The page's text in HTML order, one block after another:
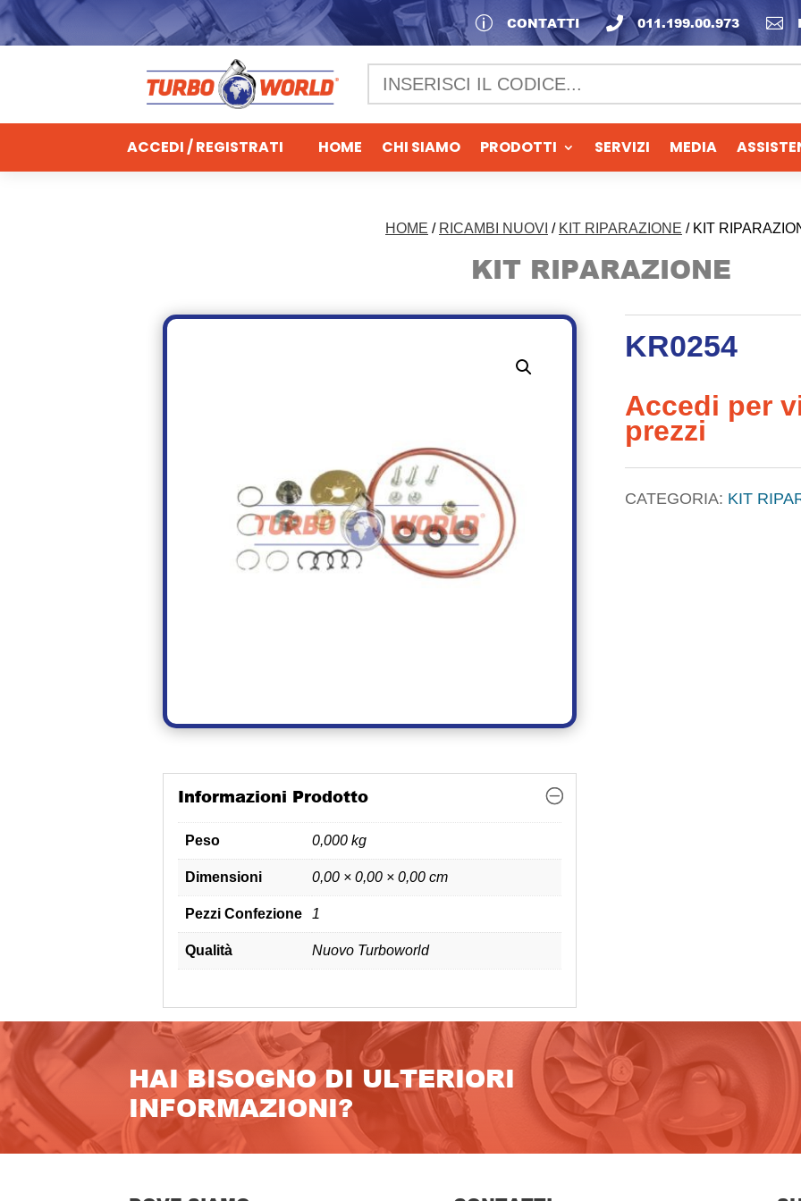

 011.199.00.973
p CONTATTI
ACCEDI / REGISTRATI HOME CHI SIAMO PRODOTTI SERVIZI MEDIA
HOME / RICAMBI NUOVI / KIT RIPARAZIONE / KIT
KIT RIPARAZIONE
Informazioni Prodotto
Peso 0,000 kg
Dimensioni 0,00 × 0,00 × 0,00 cm
Pezzi Confezione 1
Qualità Nuovo Turboworld
KR0254
Accedi per
prezzi
CATEGORIA: KIT
HAI BISOGNO DI ULTERIORI
INFORMAZIONI?